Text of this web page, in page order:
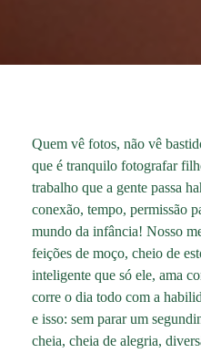
Quem vê fotos, não vê
que é tranquilo fotografar
trabalho que a gente passa
conexão, tempo, permissão
mundo da infância! Nosso
feições de moço, cheio de
inteligente que só ele, ama
corre o dia todo com a
e isso: sem parar um
cheia, cheia de alegria,